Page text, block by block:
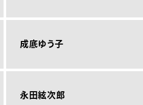
成底ゆう子
永田絃次郎